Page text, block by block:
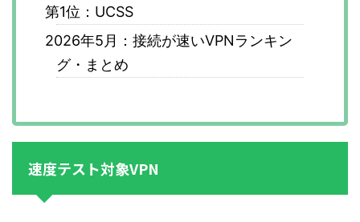
第1位：UCSS
2026年5月：接続が速いVPNランキン
グ・まとめ
速度テスト対象VPN